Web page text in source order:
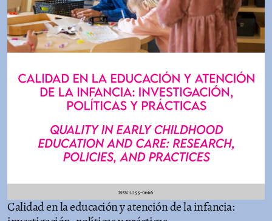
Calidad en la educación y atención de la infancia: